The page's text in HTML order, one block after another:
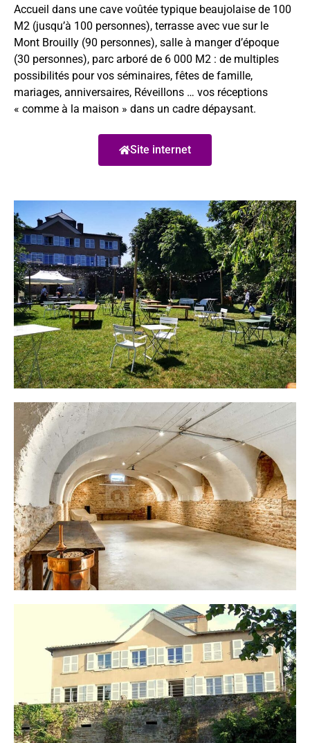
Accueil dans une cave voûtée typique beaujolaise de 100
M2 (jusqu’à 100 personnes), terrasse avec vue sur le
Mont Brouilly (90 personnes), salle à manger d’époque
(30 personnes), parc arboré de 6 000 M2 : de multiples
possibilités pour vos séminaires, fêtes de famille,
mariages, anniversaires, Réveillons … vos réceptions
« comme à la maison » dans un cadre dépaysant.
Site internet